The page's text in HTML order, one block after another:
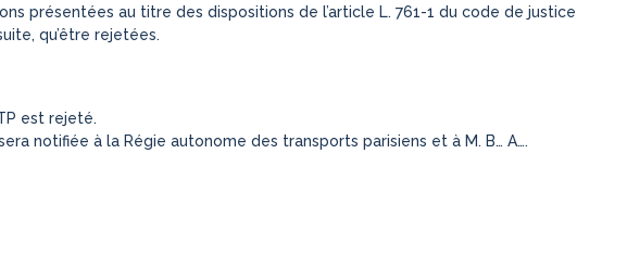
présentées au titre des dispositions de l’article L. 761-1 du code de justice
qu’être rejetées.
est rejeté.
notifiée à la Régie autonome des transports parisiens et à M. B… A….